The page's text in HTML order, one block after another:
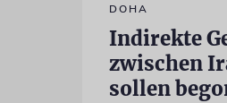
DOHA
Indirekte
zwischen
sollen